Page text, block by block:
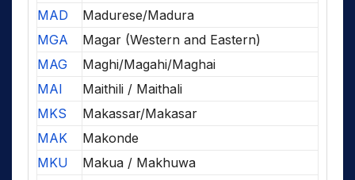
MAD
Madurese/Madura
MGA
Magar (Western and Eastern)
MAG
Maghi/Magahi/Maghai
MAI
Maithili / Maithali
MKS
Makassar/Makasar
MAK
Makonde
MKU
Makua / Makhuwa